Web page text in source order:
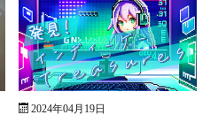
2024年04月19日